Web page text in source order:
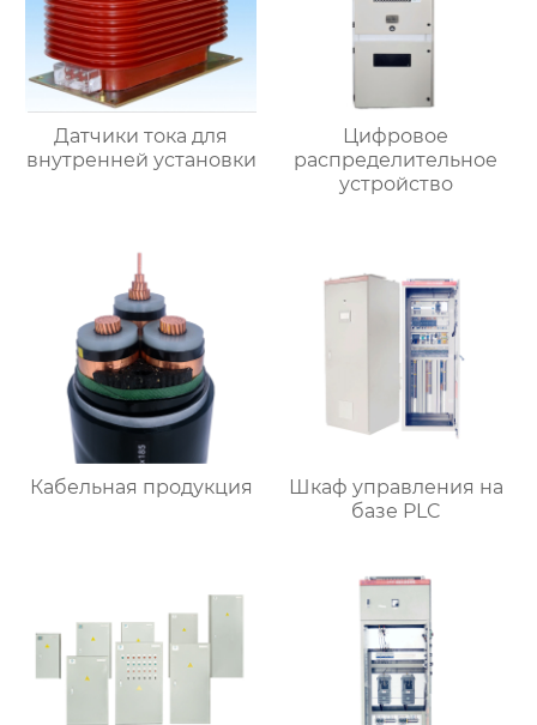
Датчики тока для
внутренней установки
Цифровое
распределительное
устройство
Кабельная продукция
Шкаф управления на
базе PLC